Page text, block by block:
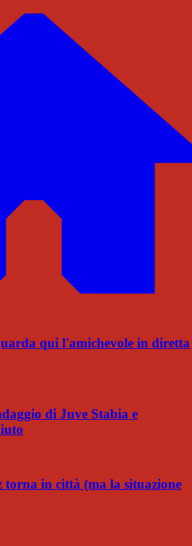
qui l'amichevole in diretta
di Juve Stabia e
torna in città (ma la situazione